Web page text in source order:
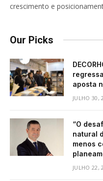
crescimento e
Our Picks
aposta
JULHO 30,
“O
natural
menos
JULHO 22,